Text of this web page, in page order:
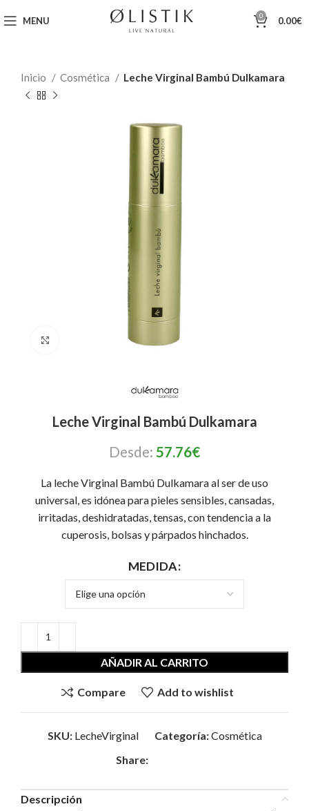
MENU 0 0.00€
Inicio Cosmética Leche Virginal Bambú Dulkamara
Click to enlarge
Leche Virginal Bambú Dulkamara
Desde: 57.76€
La leche Virginal Bambú Dulkamara al ser de uso
universal, es idónea para pieles sensibles, cansadas,
irritadas, deshidratadas, tensas, con tendencia a la
cuperosis, bolsas y párpados hinchados.
MEDIDA
AÑADIR AL CARRITO
Compare Add to wishlist
SKU: LecheVirginal Categoría:Cosmética
Share:
Descripción